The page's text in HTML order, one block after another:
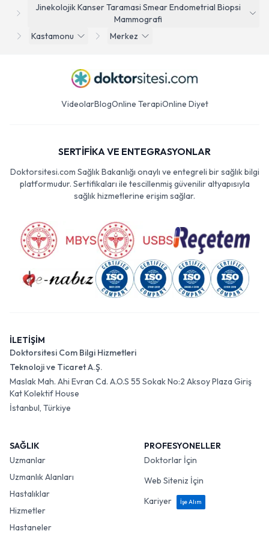
Jinekolojik Kanser Taramasi Smear Endometrial Biopsi
Mammografi
Kastamonu
Merkez
VideolarBlogOnline TerapiOnline Diyet
SERTİFİKA VE ENTEGRASYONLAR
Doktorsitesi.com Sağlık Bakanlığı onaylı ve entegreli bir sağlık bilgi
platformudur. Sertifikaları ile tescillenmiş güvenilir altyapısıyla
sağlık hizmetlerine erişim sağlar.
İLETİŞİM
Doktorsitesi Com Bilgi Hizmetleri
Teknoloji ve Ticaret A.Ş.
Maslak Mah. Ahi Evran Cd. A.O.S 55 Sokak No:2 Aksoy Plaza Giriş
Kat Kolektif House
İstanbul, Türkiye
SAĞLIK
Uzmanlar
Uzmanlık Alanları
Hastalıklar
Hizmetler
Hastaneler
PROFESYONELLER
Doktorlar İçin
Web Siteniz İçin
Kariyer
İşe Alım